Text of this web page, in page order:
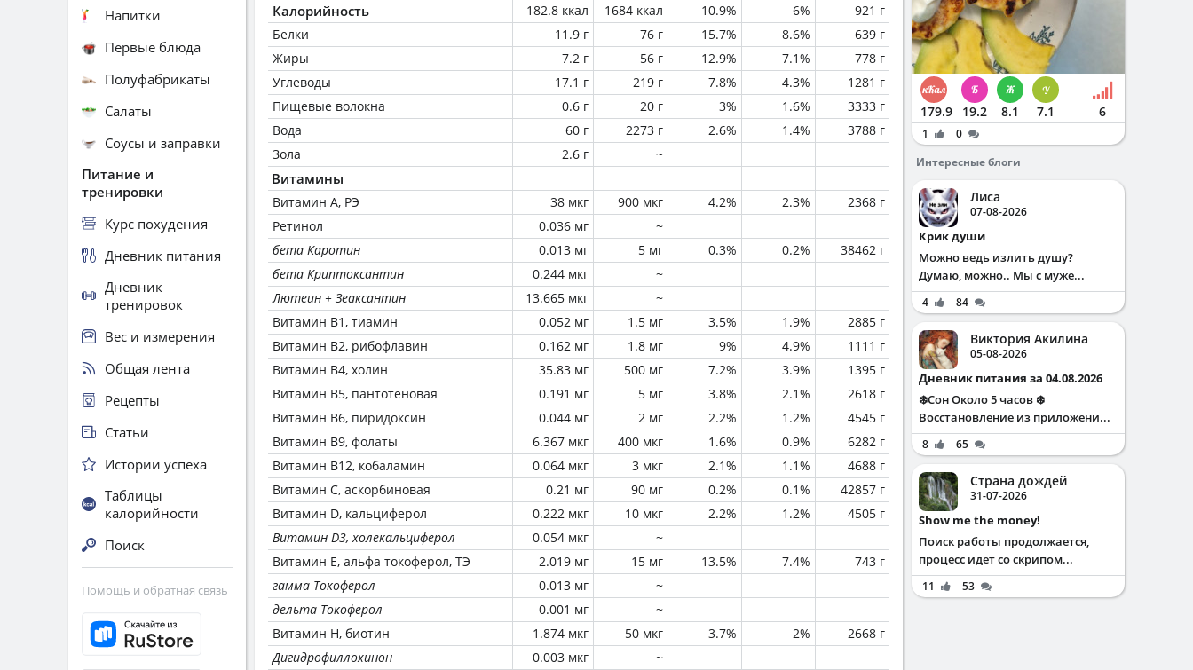
Калорийность 182.8 ккал 1684 ккал 10.9% 6%
921 г
Белки
11.9 г 76 г 15.7% 8.6%
639 г
Жиры
7.2 г 56 г 12.9% 7.1%
778 г
Углеводы
17.1 г 219 г 7.8% 4.3%
1281 г
Пищевые волокна
0.6 г 20 г 3% 1.6%
3333 г
Вода
60 г 2273 г 2.6% 1.4%
3788 г
Зола
2.6 г ~
Витамины
Витамин А, РЭ 38 мкг 900 мкг 4.2% 2.3%
2368 г
Ретинол
0.036 мг
~
бета Каротин
0.013 мг 5 мг 0.3% 0.2%
38462 г
бета Криптоксантин
0.244 мкг
~
Лютеин + Зеаксантин
13.665 мкг
~
Витамин В1, тиамин
0.052 мг 1.5 мг 3.5% 1.9%
2885 г
Витамин В2, рибофлавин
0.162 мг 1.8 мг 9% 4.9%
1111 г
Витамин В4, холин
35.83 мг 500 мг 7.2% 3.9%
1395 г
Витамин В5, пантотеновая
0.191 мг 5 мг 3.8% 2.1%
2618 г
Витамин В6, пиридоксин
0.044 мг 2 мг 2.2% 1.2%
4545 г
Витамин В9, фолаты
6.367 мкг 400 мкг 1.6% 0.9%
6282 г
Витамин В12, кобаламин
0.064 мкг 3 мкг 2.1% 1.1%
4688 г
Витамин C, аскорбиновая
0.21 мг 90 мг 0.2% 0.1%
42857 г
Витамин D, кальциферол
0.222 мкг 10 мкг 2.2% 1.2%
4505 г
Витамин D3, холекальциферол
0.054 мкг
~
Витамин Е, альфа токоферол, ТЭ
2.019 мг 15 мг 13.5% 7.4%
743 г
гамма Токоферол
0.013 мг
~
дельта Токоферол
0.001 мг
~
Витамин Н, биотин
1.874 мкг 50 мкг 3.7% 2%
2668 г
Дигидрофиллохинон
0.003 мкг
~
Напитки
Первые блюда
Полуфабрикаты
Салаты
Соусы и заправки
Питание и
тренировки
Курс похудения
Дневник питания
Дневник
тренировок
Вес и измерения
Общая лента
Рецепты
Статьи
Истории успеха
Таблицы
калорийности
Поиск
Помощь и обратная связь
179.9 19.2 8.1 7.1 6
1
0
Интересные блоги
Лиса
07-08-2026
Крик души
Можно ведь излить душу?
Думаю, можно.. Мы с муже...
4 84
Виктория Акилина
05-08-2026
Дневник питания за 04.08.2026
❄️Сон Около 5 часов ❄️
Восстановление из приложени...
8 65
Страна дождей
31-07-2026
Show me the money!
Поиск работы продолжается,
процесс идёт со скрипом...
11 53